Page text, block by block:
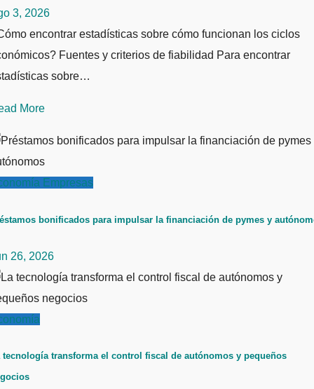
3, 2026
encontrar estadísticas sobre cómo funcionan los ciclos
Fuentes y criterios de fiabilidad Para encontrar
sobre…
More
Empresas
bonificados para impulsar la financiación de pymes y
26, 2026
tecnología transforma el control fiscal de autónomos y pequeños